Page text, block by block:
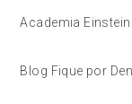
Academia
Blog Fique por